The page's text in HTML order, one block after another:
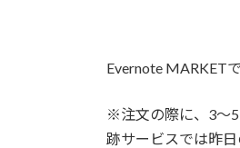
Evernote MARKET
※注文の際に、3〜
跡サービスでは昨